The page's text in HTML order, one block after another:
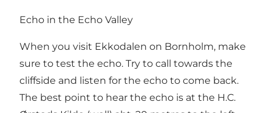
Echo in the Echo Valley
When you visit Ekkodalen on Bornholm, make
sure to test the echo. Try to call towards the
cliffside and listen for the echo to come back.
The best point to hear the echo is at the H.C.